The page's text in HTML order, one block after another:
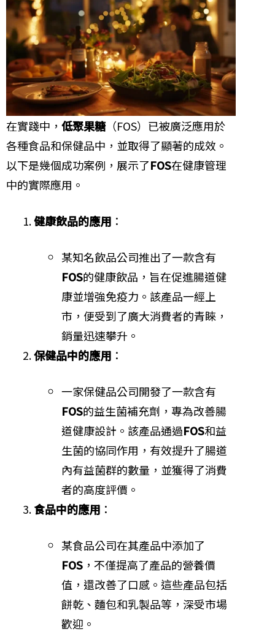
在實踐中， 低聚果糖（FOS）已被廣泛應用於
各種食品和保健品中，並取得了顯著的成效。
以下是幾個成功案例，展示了FOS在健康管理
中的實際應用。
健康飲品的應用 ：
某知名飲品公司推出了一款含有
FOS的健康飲品，旨在促進腸道健
康並增強免疫力。該產品一經上
市，便受到了廣大消費者的青睞，
銷量迅速攀升。
保健品中的應用 ：
一家保健品公司開發了一款含有
FOS的益生菌補充劑，專為改善腸
道健康設計。該產品通過FOS和益
生菌的協同作用，有效提升了腸道
內有益菌群的數量，並獲得了消費
者的高度評價。
食品中的應用 ：
某食品公司在其產品中添加了
FOS ，不僅提高了產品的營養價
值，還改善了口感。這些產品包括
餅乾、麵包和乳製品等，深受市場
歡迎。